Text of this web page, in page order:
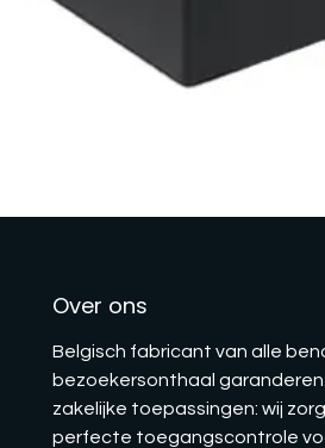
Over ons
Belgisch fabricant van alle
bezoekersonthaal
zakelijke toepassingen: wij
perfecte toegangscontrole